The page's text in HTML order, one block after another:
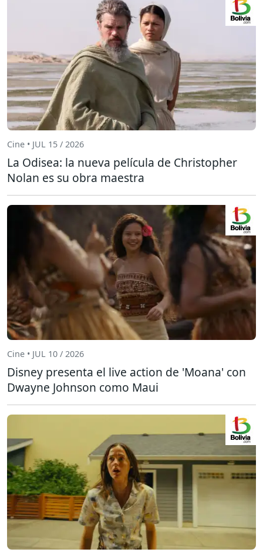
Cine • JUL 15 / 2026
La Odisea: la nueva película de Christopher
Nolan es su obra maestra
Cine • JUL 10 / 2026
Disney presenta el live action de 'Moana' con
Dwayne Johnson como Maui